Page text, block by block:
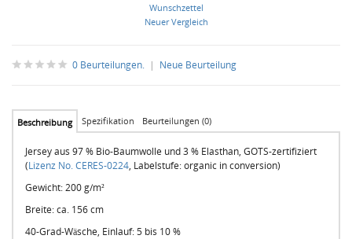
Wunschzettel
Neuer Vergleich
0 Beurteilungen. | Neue Beurteilung
Beschreibung Spezifikation Beurteilungen (0)
Jersey aus 97 % Bio-Baumwolle und 3 % Elasthan, GOTS-zertifiziert
(Lizenz No. CERES-0224, Labelstufe: organic in conversion)
Gewicht: 200 g/m²
Breite: ca. 156 cm
40-Grad-Wäsche, Einlauf: 5 bis 10 %